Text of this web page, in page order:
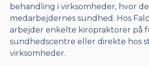
behandling i virksomheder, hvor
medarbejdernes sundhed. Hos
arbejder enkelte kiropraktorer på
sundhedscentre eller direkte hos
virksomheder.